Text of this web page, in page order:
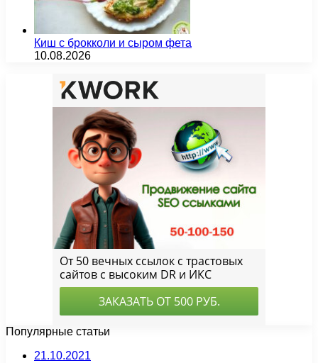
Киш с брокколи и сыром фета
10.08.2026
Популярные статьи
21.10.2021